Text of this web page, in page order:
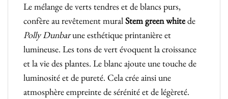
Le mélange de verts tendres et de blancs purs,
confère au revêtement muralStem green whitede
Polly Dunbarune esthétique printanière et
lumineuse. Les tons de vert évoquent la croissance
et la vie des plantes. Le blanc ajoute une touche de
luminosité et de pureté. Cela crée ainsi une
atmosphère empreinte de sérénité et de légèreté.